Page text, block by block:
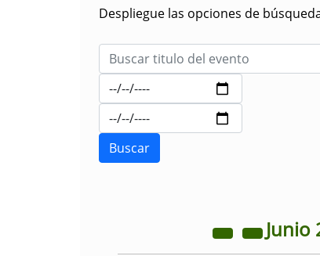
Despliegue las opciones de
Junio